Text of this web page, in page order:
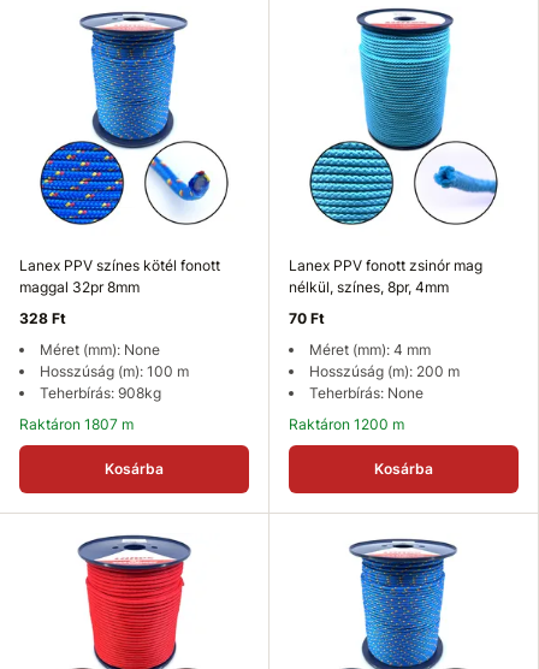
Lanex PPV színes kötél fonott
maggal 32pr 8mm
328 Ft
Méret (mm): None
Hosszúság (m): 100 m
Teherbírás: 908kg
Raktáron 1807 m
Kosárba
Lanex PPV fonott zsinór mag
nélkül, színes, 8pr, 4mm
70 Ft
Méret (mm): 4 mm
Hosszúság (m): 200 m
Teherbírás: None
Raktáron 1200 m
Kosárba